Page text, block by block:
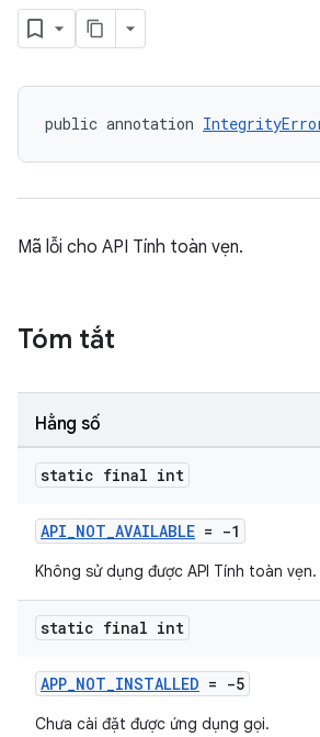
public annotation
Mã lỗi cho API Tính toàn vẹn.
Tóm tắt
Hằng số
static final int
API_NOT_AVAILABLE = -1
Không sử dụng được API Tính toàn vẹn.
static final int
APP_NOT_INSTALLED = -5
Chưa cài đặt được ứng dụng gọi.